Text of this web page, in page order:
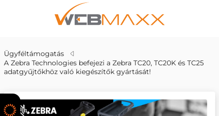
Ügyféltámogatás
A Zebra Technologies befejezi a Zebra TC20, TC20K és TC25
adatgyűjtőkhöz való kiegészítők gyártását!